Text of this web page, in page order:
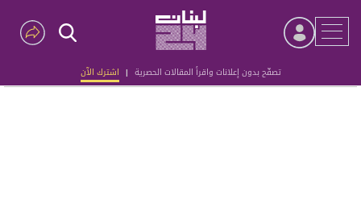
تصفّح بدون إعلانات واقرأ المقالات الحصرية | اشترك الآن
Advertisement